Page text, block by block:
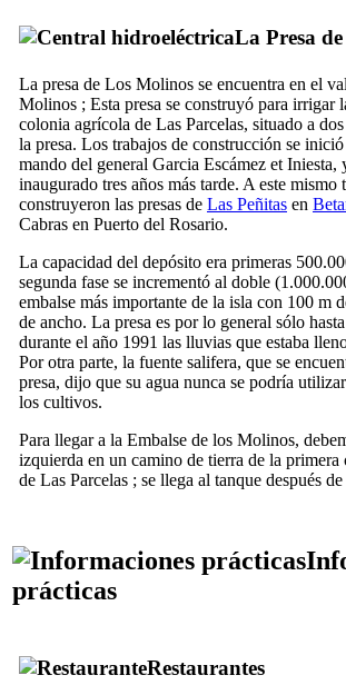
La Presa
La presa de Los Molinos se encuentra en el
Molinos ; Esta presa se ​​construyó para irrigar
colonia agrícola de Las Parcelas, situado a
la presa. Los trabajos de construcción se
mando del general Garcia Escámez et Iniesta,
inaugurado tres años más tarde. A este mismo
construyeron las presas de Las Peñitas en
Cabras en Puerto del Rosario.
La capacidad del depósito era primeras
segunda fase se incrementó al doble
embalse más importante de la isla con 100 m
de ancho. La presa es por lo general sólo
durante el año 1991 las lluvias que estaba
Por otra parte, la fuente salifera, que se
presa, dijo que su agua nunca se podría
los cultivos.
Para llegar a la Embalse de los Molinos,
izquierda en un camino de tierra de la primera
de Las Parcelas ; se llega al tanque después
prácticas
Restaurantes